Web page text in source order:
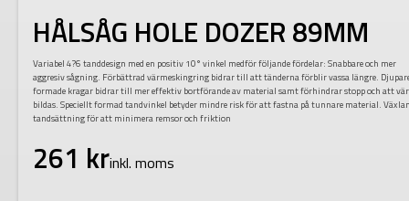
HÅLSÅG HOLE DOZER 89MM
Variabel 4?6 tanddesign med en positiv 10° vinkel medför följande fördelar: Snabbare och mer
aggresiv sågning. Förbättrad värmeskingring bidrar till att tänderna förblir vassa längre.
formade kragar bidrar till mer effektiv bortförande av material samt förhindrar stopp och att
bildas. Speciellt formad tandvinkel betyder mindre risk för att fastna på tunnare material.
tandsättning för att minimera remsor och friktion
261 krinkl. moms